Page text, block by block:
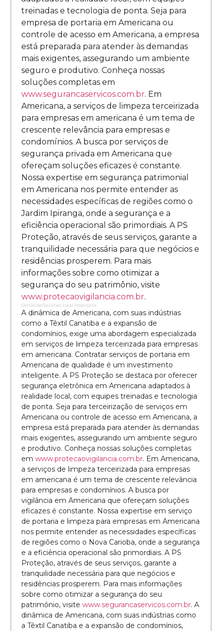
treinadas e tecnologia de ponta. Seja para
empresa de portaria em Americana ou
controle de acesso em Americana, a empresa
está preparada para atender às demandas
mais exigentes, assegurando um ambiente
seguro e produtivo. Conheça nossas
soluções completas em
www.segurancaservicos.com.br. Em
Americana, a serviços de limpeza terceirizada
para empresas em americana é um tema de
crescente relevância para empresas e
condomínios. A busca por serviços de
segurança privada em Americana que
ofereçam soluções eficazes é constante.
Nossa expertise em segurança patrimonial
em Americana nos permite entender as
necessidades específicas de regiões como o
Jardim Ipiranga, onde a segurança e a
eficiência operacional são primordiais. A PS
Proteção, através de seus serviços, garante a
tranquilidade necessária para que negócios e
residências prosperem. Para mais
informações sobre como otimizar a
segurança do seu patrimônio, visite
www.protecaovigilancia.com.br.
Gestão de Facilities Local Americana
A dinâmica de Americana, com suas indústrias
como a Têxtil Canatiba e a expansão de
condomínios, exige uma abordagem especializada
em serviços de limpeza terceirizada para empresas
em americana. Contratar serviços de portaria em
Americana de qualidade é um investimento
inteligente. A PS Proteção se destaca por oferecer
segurança eletrônica em Americana adaptados à
realidade local, com equipes treinadas e tecnologia
de ponta. Seja para terceirização de serviços em
Americana ou controle de acesso em Americana, a
empresa está preparada para atender às demandas
mais exigentes, assegurando um ambiente seguro
e produtivo. Conheça nossas soluções completas
em www.protecaovigilancia.com.br. Em Americana,
a serviços de limpeza terceirizada para empresas
em americana é um tema de crescente relevância
para empresas e condomínios. A busca por
vigilância em Americana que ofereçam soluções
eficazes é constante. Nossa expertise em serviço
de portaria e limpeza para empresas em Americana
nos permite entender as necessidades específicas
de regiões como o Nova Carioba, onde a segurança
e a eficiência operacional são primordiais. A PS
Proteção, através de seus serviços, garante a
tranquilidade necessária para que negócios e
residências prosperem. Para mais informações
sobre como otimizar a segurança do seu
patrimônio, visite www.segurancaservicos.com.br. A
dinâmica de Americana, com suas indústrias como
a Têxtil Canatiba e a expansão de condomínios,